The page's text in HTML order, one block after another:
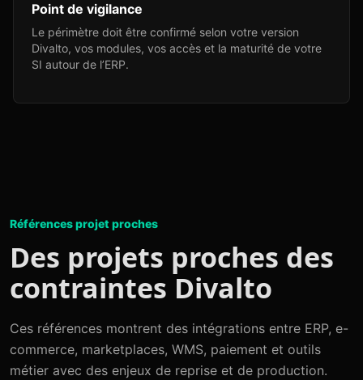
Point de vigilance
Le périmètre doit être confirmé selon votre version
Divalto, vos modules, vos accès et la maturité de votre
SI autour de l’ERP.
Références projet proches
Des projets proches des
contraintes Divalto
Ces références montrent des intégrations entre ERP, e-
commerce, marketplaces, WMS, paiement et outils
métier avec des enjeux de reprise et de production.